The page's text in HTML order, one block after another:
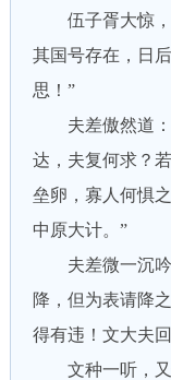
伍子胥大惊，
其国号存在，日
思！”
夫差傲然道：“
达，夫复何求？
垒卵，寡人何惧
中原大计。”
夫差微一沉吟
降，但为表请降
得有违！文大夫
文种一听，又